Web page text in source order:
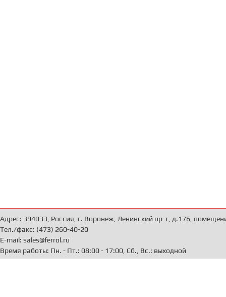
Адрес: 394033, Россия, г. Воронеж, Ленинский пр-т, д.176,
Тел./факс: (473) 260-40-20
E-mail: sales@ferrol.ru
Время работы: Пн. - Пт.: 08:00 - 17:00, Сб., Вс.: выходной